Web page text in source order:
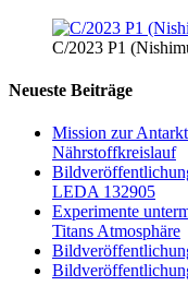
C/2023 P1
Neueste Beiträge
Mission zur
Nährstoffkreislauf
LEDA 132905
Experimente
Titans Atmosphäre